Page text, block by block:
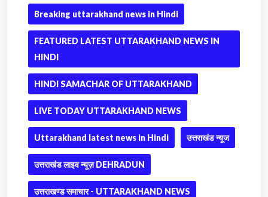
Breaking uttarakhand news in Hindi
FEATURED LATEST UTTARAKHAND NEWS IN
HINDI
HINDI SAMACHAR OF UTTARAKHAND
LIVE TODAY UTTARAKHAND NEWS
Uttarakhand latest news in Hindi उत्तराखंड न्यूज
उत्तराखंड लाइव न्यूज़ DEHRADUN
उत्तराखण्ड समाचार - UTTARAKHAND NEWS